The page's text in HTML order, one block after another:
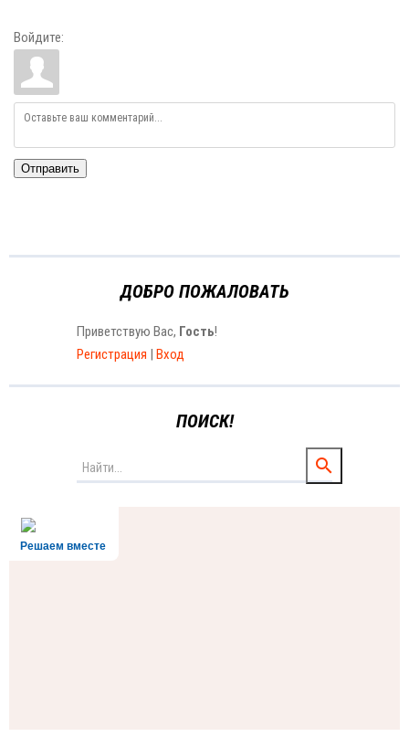
Войдите:
Отправить
ДОБРО ПОЖАЛОВАТЬ
Приветствую Вас, Гость!
Регистрация | Вход
ПОИСК!
Решаем вместе